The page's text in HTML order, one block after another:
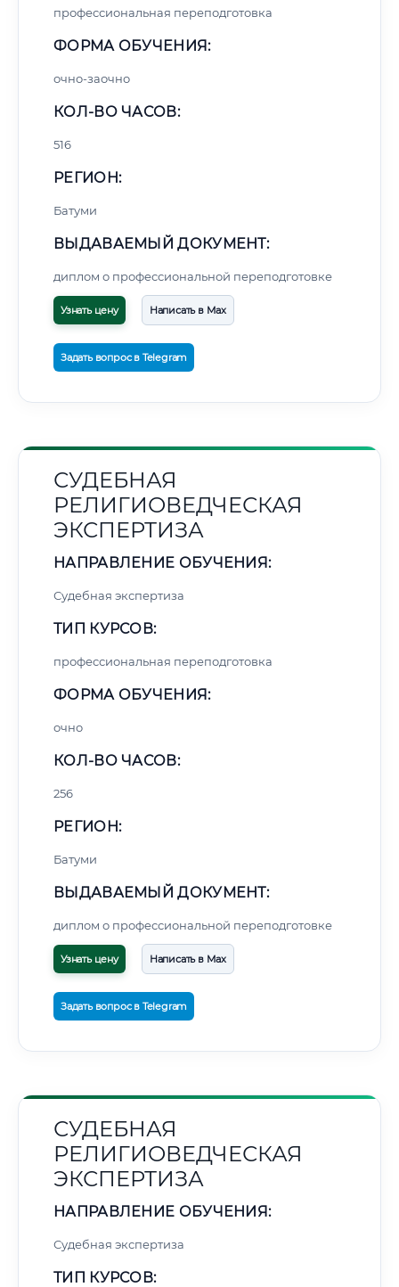
профессиональная переподготовка
ФОРМА ОБУЧЕНИЯ:
очно-заочно
КОЛ-ВО ЧАСОВ:
516
РЕГИОН:
Батуми
ВЫДАВАЕМЫЙ ДОКУМЕНТ:
диплом о профессиональной переподготовке
Узнать цену Написать в Max
Задать вопрос в Telegram
СУДЕБНАЯ
РЕЛИГИОВЕДЧЕСКАЯ
ЭКСПЕРТИЗА
НАПРАВЛЕНИЕ ОБУЧЕНИЯ:
Судебная экспертиза
ТИП КУРСОВ:
профессиональная переподготовка
ФОРМА ОБУЧЕНИЯ:
очно
КОЛ-ВО ЧАСОВ:
256
РЕГИОН:
Батуми
ВЫДАВАЕМЫЙ ДОКУМЕНТ:
диплом о профессиональной переподготовке
Узнать цену Написать в Max
Задать вопрос в Telegram
СУДЕБНАЯ
РЕЛИГИОВЕДЧЕСКАЯ
ЭКСПЕРТИЗА
НАПРАВЛЕНИЕ ОБУЧЕНИЯ:
Судебная экспертиза
ТИП КУРСОВ: